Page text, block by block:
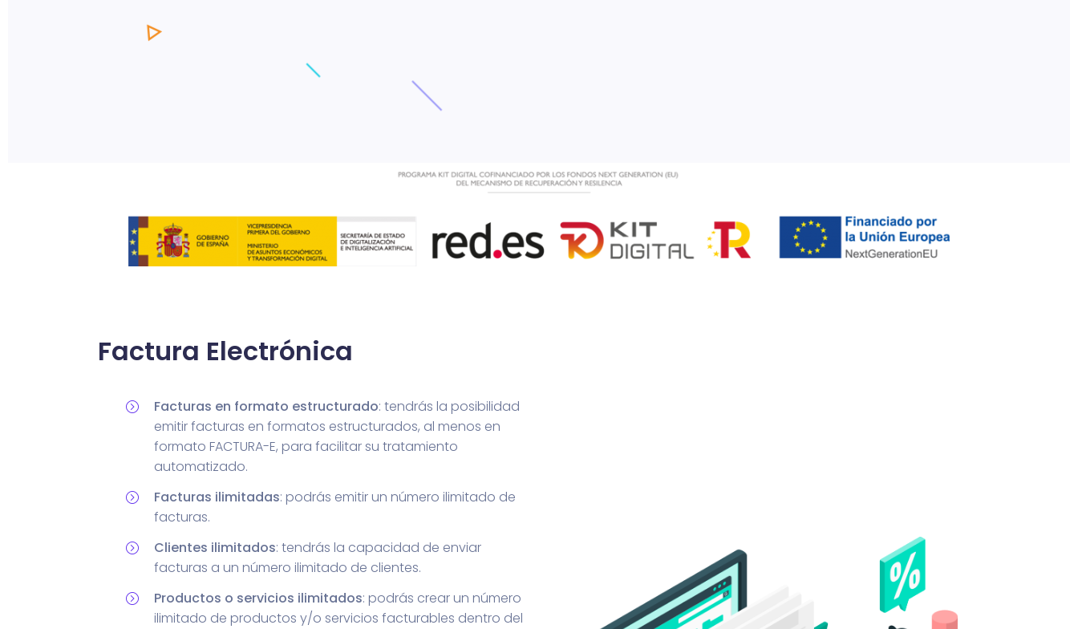
Factura Electrónica
Facturas en formato estructurado: tendrás la posibilidad
emitir facturas en formatos estructurados, al menos en
formato FACTURA-E, para facilitar su tratamiento
automatizado.
Facturas ilimitadas: podrás emitir un número ilimitado de
facturas.
Clientes ilimitados: tendrás la capacidad de enviar
facturas a un número ilimitado de clientes.
Productos o servicios ilimitados: podrás crear un número
ilimitado de productos y/o servicios facturables dentro del